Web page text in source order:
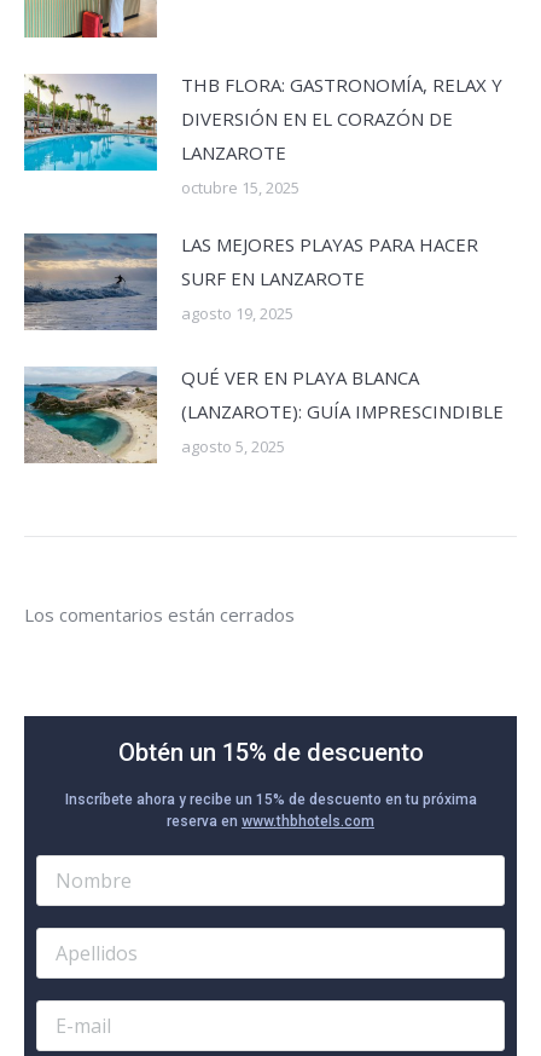
THB FLORA: GASTRONOMÍA, RELAX Y
DIVERSIÓN EN EL CORAZÓN DE
LANZAROTE
octubre 15, 2025
LAS MEJORES PLAYAS PARA HACER
SURF EN LANZAROTE
agosto 19, 2025
QUÉ VER EN PLAYA BLANCA
(LANZAROTE): GUÍA IMPRESCINDIBLE
agosto 5, 2025
Los comentarios están cerrados
Obtén un 15% de descuento
Inscríbete ahora y recibe un 15% de descuento en tu próxima
reserva en www.thbhotels.com